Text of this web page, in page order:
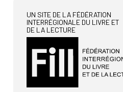
UN SITE DE LA FÉDÉRATION
INTERRÉGIONALE DU LIVRE ET
DE LA LECTURE